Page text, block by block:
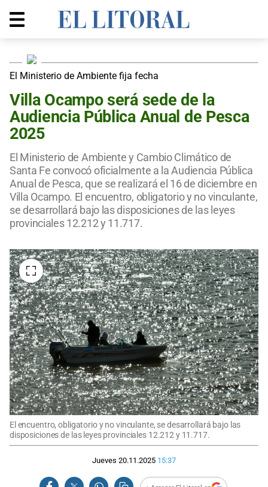
El Ministerio de Ambiente fija fecha
Villa Ocampo será sede de la
Audiencia Pública Anual de Pesca
2025
El Ministerio de Ambiente y Cambio Climático de
Santa Fe convocó oficialmente a la Audiencia Pública
Anual de Pesca, que se realizará el 16 de diciembre en
Villa Ocampo. El encuentro, obligatorio y no vinculante,
se desarrollará bajo las disposiciones de las leyes
provinciales 12.212 y 11.717.
El encuentro, obligatorio y no vinculante, se desarrollará bajo las
disposiciones de las leyes provinciales 12.212 y 11.717.
Jueves 20.11.2025 15:37